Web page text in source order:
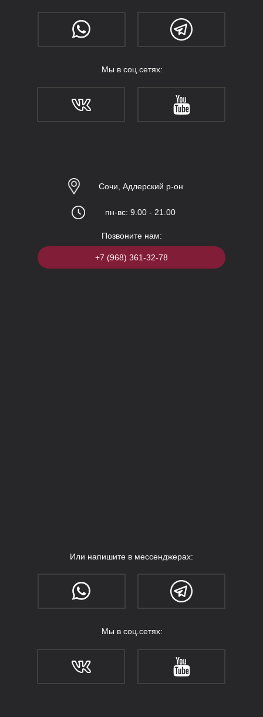
Мы в соц.сетях:
Сочи, Адлерский р-он
Позвоните нам:
+7 (968) 361-32-78
Или напишите в мессенджерах:
Мы в соц.сетях:
пн-вс: 9.00 - 21.00